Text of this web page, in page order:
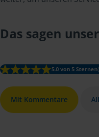
Das sagen
5.0 von 5 Sternen
Mit Kommentare